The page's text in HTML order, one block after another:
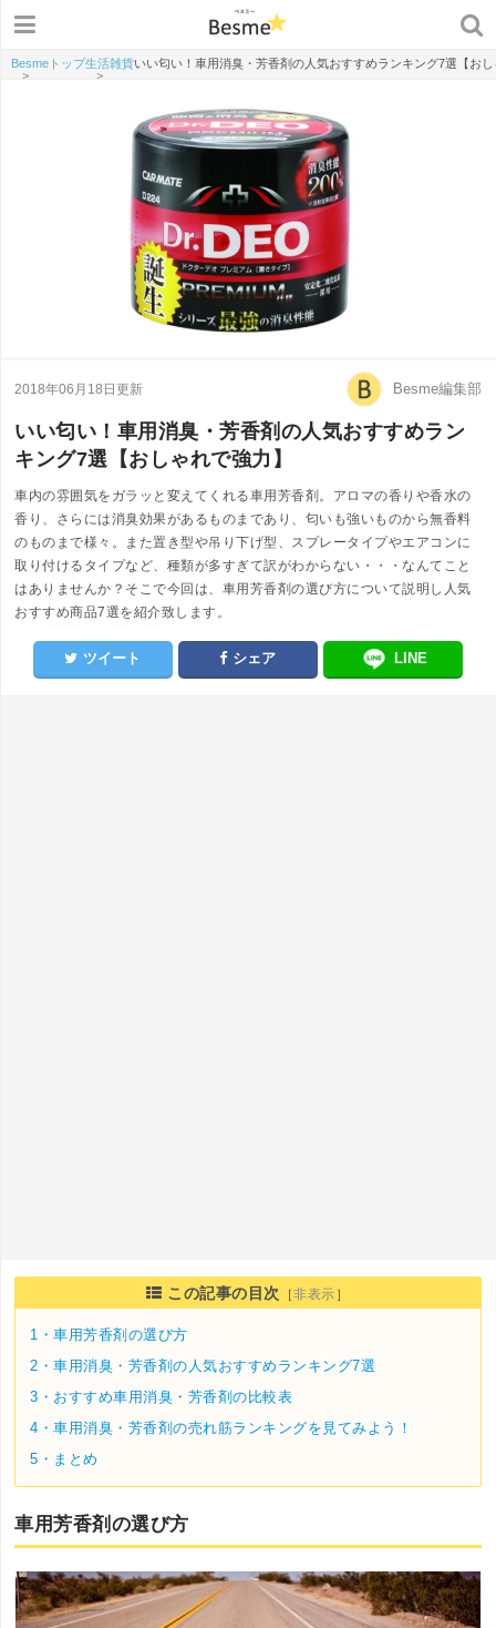
Besmeトップ
>
生活雑貨
>
いい匂い！車用消臭・芳香剤の人気おすすめランキング7選【お
2018年06月18日更新 Besme編集部
いい匂い！車用消臭・芳香剤の人気おすすめラン
キング7選【おしゃれで強力】
車内の雰囲気をガラッと変えてくれる車用芳香剤。アロマの香りや香水の
香り、さらには消臭効果があるものまであり、匂いも強いものから無香料
のものまで様々。また置き型や吊り下げ型、スプレータイプやエアコンに
取り付けるタイプなど、種類が多すぎて訳がわからない・・・なんてこと
はありませんか？そこで今回は、車用芳香剤の選び方について説明し人気
おすすめ商品7選を紹介致します。
ツイート シェア LINE
この記事の目次 ［非表示 ］
1・車用芳香剤の選び方
2・車用消臭・芳香剤の人気おすすめランキング7選
3・ おすすめ車用消臭・芳香剤の比較表
4・車用消臭・芳香剤の売れ筋ランキングを見てみよう！
5・ まとめ
車用芳香剤の選び方